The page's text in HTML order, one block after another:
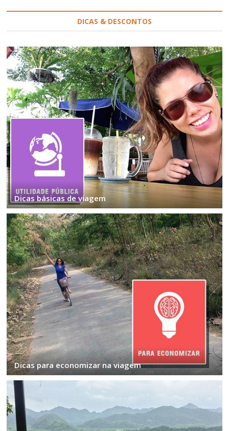
DICAS & DESCONTOS
Dicas básicas de viagem
Dicas para economizar na viagem